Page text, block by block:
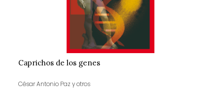
Caprichos de los genes
César Antonio Paz y otros